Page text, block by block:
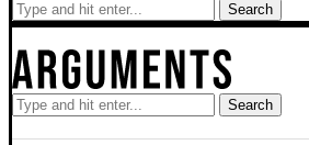
Search
Search